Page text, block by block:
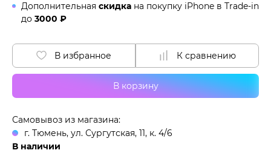
Дополнительная скидка на покупку iPhone в Trade-in
до 3000 ₽
В корзину
В избранное К сравнению
Самовывоз из магазина:
г. Тюмень, ул. Сургутская, 11, к. 4/6
В наличии